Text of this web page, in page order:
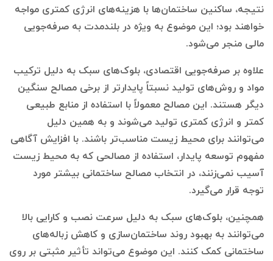
نتیجه، ساکنین ساختمان‌ها با هزینه‌های انرژی کمتری مواجه
خواهند بود؛ این موضوع به ویژه در بلندمدت به صرفه‌جویی
مالی منجر می‌شود.
علاوه بر صرفه‌جویی اقتصادی، بلوک‌های سبک به دلیل ترکیب
مواد و روش‌های تولید نسبتاً پایدارتر از برخی مصالح سنگین
دیگر هستند. این مصالح معمولاً با استفاده از منابع طبیعی
کمتر و انرژی کمتری تولید می‌شوند و به همین دلیل
می‌توانند برای محیط زیست مناسب‌تر باشند. با افزایش آگاهی
مفهوم توسعه پایدار، استفاده از مصالحی که به محیط زیست
آسیب نمی‌زنند، در انتخاب مصالح ساختمانی بیشتر مورد
توجه قرار می‌گیرد.
همچنین، بلوک‌های سبک به دلیل سرعت نصب و کارایی بالا
می‌توانند به بهبود روند ساختمان‌سازی و کاهش زباله‌های
ساختمانی کمک کنند. این موضوع می‌تواند تأثیر مثبتی بر روی